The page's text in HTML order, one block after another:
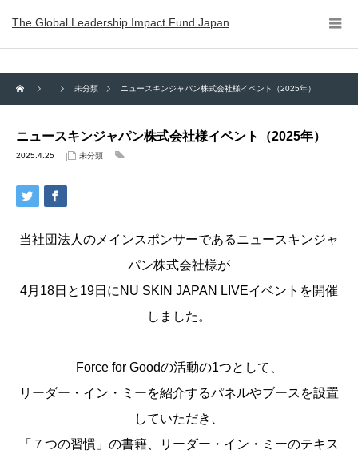
The Global Leadership Impact Fund Japan
未分類 ニュースキンジャパン株式会社様イベント（2025年）
ニュースキンジャパン株式会社様イベント（2025年）
2025.4.25 未分類
当社団法人のメインスポンサーであるニュースキンジャ
パン株式会社様が
4月18日と19日にNU SKIN JAPAN LIVEイベントを開催
しました。
Force for Goodの活動の1つとして、
リーダー・イン・ミーを紹介するパネルやブースを設置
していただき、
「７つの習慣」の書籍、リーダー・イン・ミーのテキス